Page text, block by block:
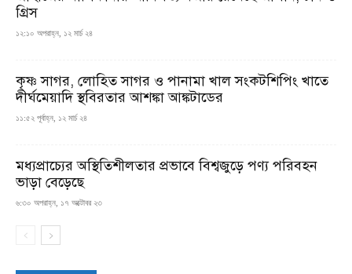
গ্রিস
১২:১০ অপরাহ্ন, ১২ মার্চ ২৪
কৃষ্ণ সাগর, লোহিত সাগর ও পানামা খাল সংকটশিপিং খাতে
দীর্ঘমেয়াদি স্থবিরতার আশঙ্কা আঙ্কটাডের
১১:৫২ পূর্বাহ্ন, ১২ মার্চ ২৪
মধ্যপ্রাচ্যের অস্থিতিশীলতার প্রভাবে বিশ্বজুড়ে পণ্য পরিবহন
ভাড়া বেড়েছে
৬:৩০ অপরাহ্ন, ১৭ অক্টোবর ২৩